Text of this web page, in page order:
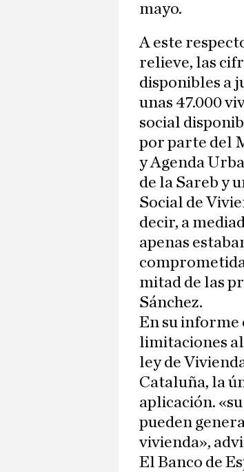
mayo.
A este
relieve, las
disponibles a
unas 47.000
social
por parte del
y Agenda
de la Sareb y
Social de
decir, a
apenas
mitad de las
Sánchez.
En su informe
limitaciones
ley de
Cataluña, la
aplicación.
pueden
vivienda»,
El Banco de